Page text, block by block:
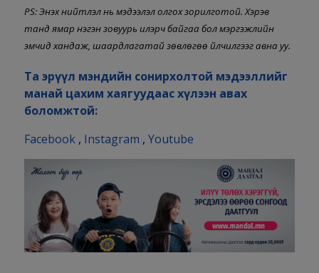
PS: Энэхүү нийтлэл нь мэдээлэл олгох зорилготой. Хэрэв
танд ямар нэгэн зовуурь илэрч байгаа бол мэргэжлийн
эмчид хандаж, шаардлагатай зөвлөгөө үйлчилгээг авна уу.
Та эрүүл мэндийн сонирхолтой мэдээллийг
манай цахим хаягуудаас хүлээн авах
боломжтой:
Facebook, Instagram , Youtube